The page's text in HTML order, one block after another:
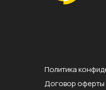
Политика
Договор оферты